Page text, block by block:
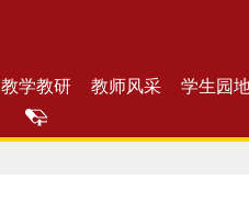
教学教研 教师风采 学生园